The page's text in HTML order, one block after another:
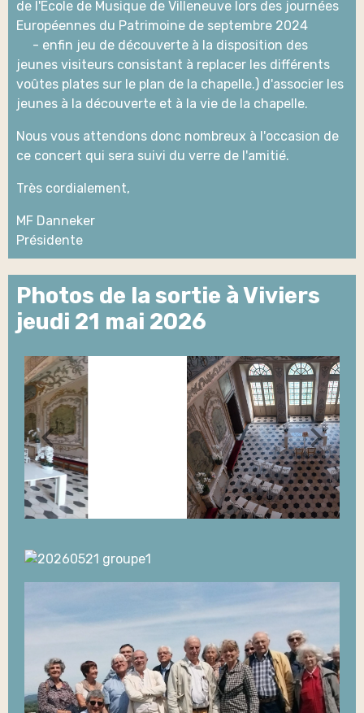
de l'Ecole de Musique de Villeneuve lors des journées
Européennes du Patrimoine de septembre 2024
- enfin jeu de découverte à la disposition des
jeunes visiteurs consistant à replacer les différents
voûtes plates sur le plan de la chapelle.) d'associer les
jeunes à la découverte et à la vie de la chapelle.
Nous vous attendons donc nombreux à l'occasion de
ce concert qui sera suivi du verre de l'amitié.
Très cordialement,
MF Danneker
Présidente
Photos de la sortie à Viviers
jeudi 21 mai 2026